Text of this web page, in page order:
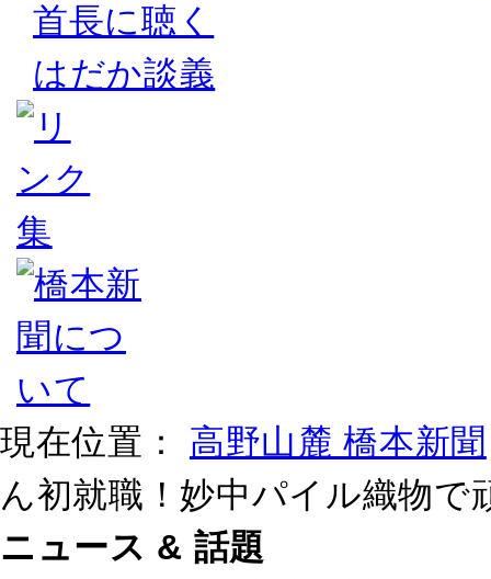
首長に聴く
はだか談義
現在位置： 高野山麓 橋本新聞
ん初就職！妙中パイル織物で
ニュース & 話題